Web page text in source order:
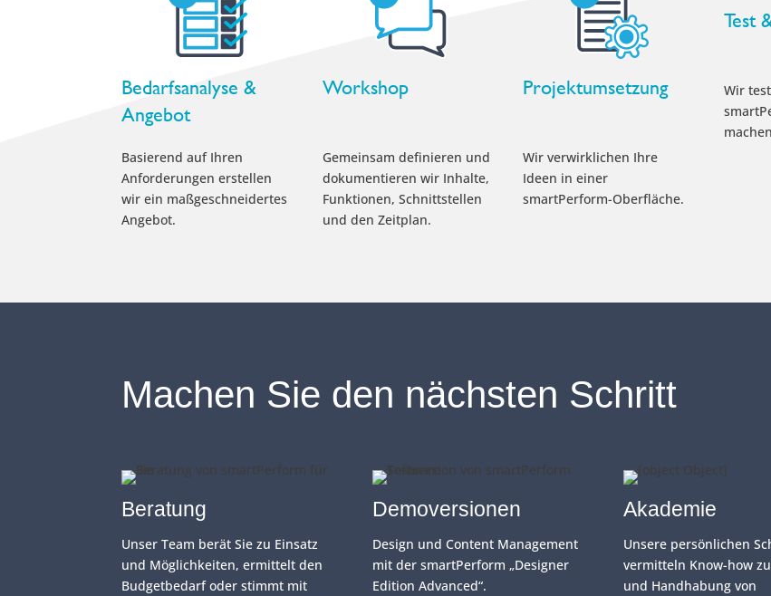
Bedarfsanalyse &
Angebot
Basierend auf Ihren
Anforderungen erstellen
wir ein maßgeschneidertes
Angebot.
Workshop
Gemeinsam definieren und
dokumentieren wir Inhalte,
Funktionen, Schnittstellen
und den Zeitplan.
Projektumsetzung
Wir verwirklichen Ihre
Ideen in einer
smartPerform-Oberfläche.
Test
Wir
Machen Sie den nächsten Schritt
Beratung
Unser Team berät Sie zu Einsatz
und Möglichkeiten, ermittelt den
Budgetbedarf oder stimmt mit
Demoversionen
Design und Content Management
mit der smartPerform „Designer
Edition Advanced“.
Akademie
Unsere persönlichen
vermitteln Know-how
und Handhabung von